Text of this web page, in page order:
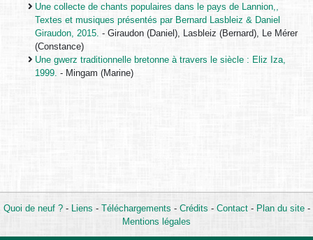
Une collecte de chants populaires dans le pays de Lannion,,
Textes et musiques présentés par Bernard Lasbleiz & Daniel
Giraudon, 2015. - Giraudon (Daniel), Lasbleiz (Bernard), Le Mérer
(Constance)
Une gwerz traditionnelle bretonne à travers le siècle : Eliz Iza,
1999. - Mingam (Marine)
Quoi de neuf ?- Liens - Téléchargements - Crédits - Contact- Plan du site-
Mentions légales